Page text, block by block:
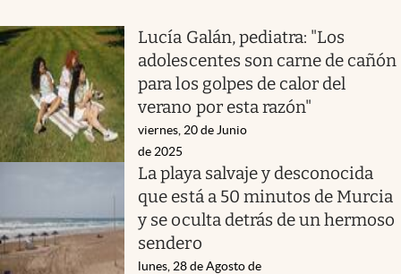
Lucía Galán, pediatra: "Los
adolescentes son carne de cañón
para los golpes de calor del
verano por esta razón"
viernes, 20 de Junio
de 2025
La playa salvaje y desconocida
que está a 50 minutos de Murcia
y se oculta detrás de un hermoso
sendero
lunes, 28 de Agosto de